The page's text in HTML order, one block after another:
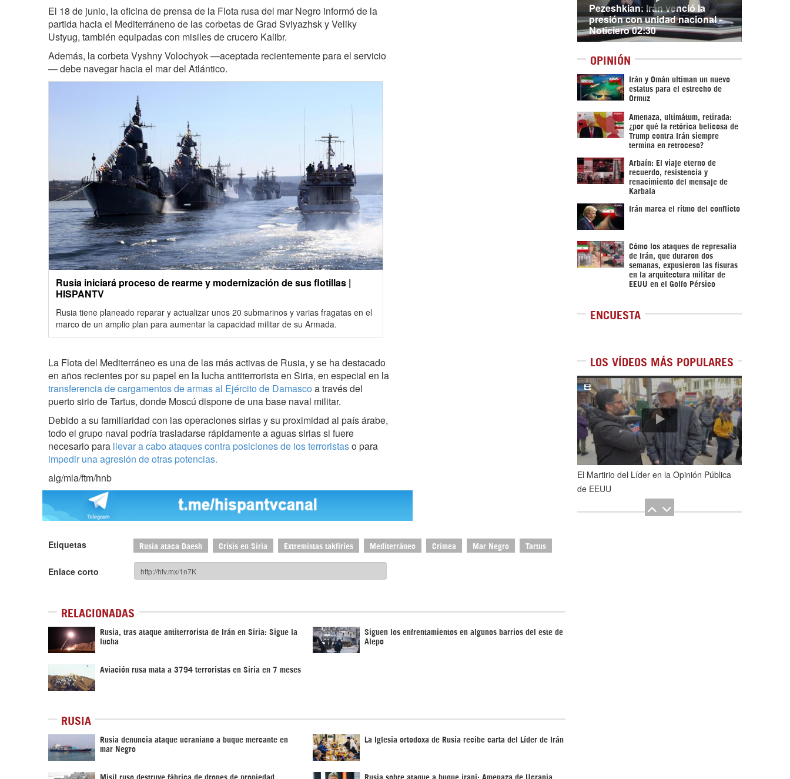
El 18 de junio, la oficina de prensa de la Flota rusa del mar Negro informó de la
partida hacia el Mediterráneno de las corbetas de Grad Sviyazhsk y Veliky
Ustyug, también equipadas con misiles de crucero Kalibr.
Además, la corbeta Vyshny Volochyok —aceptada recientemente para el servicio
— debe navegar hacia el mar del Atlántico.
Rusia iniciará proceso de rearme y modernización de sus flotillas |
HISPANTV
Rusia tiene planeado reparar y actualizar unos 20 submarinos y varias fragatas en el
marco de un amplio plan para aumentar la capacidad militar de su Armada.
La Flota del Mediterráneo es una de las más activas de Rusia, y se ha destacado
en años recientes por su papel en la lucha antiterrorista en Siria, en especial en la
transferencia de cargamentos de armas al Ejército de Damasco a través del
puerto sirio de Tartus, donde Moscú dispone de una base naval militar.
Debido a su familiaridad con las operaciones sirias y su proximidad al país árabe,
todo el grupo naval podría trasladarse rápidamente a aguas sirias si fuere
necesario para llevar a cabo ataques contra posiciones de los terroristaso para
impedir una agresión de otras potencias.
alg/mla/ftm/hnb
Etiquetas Rusia ataca Daesh Crisis en Siria Extremistas takfiríes Mediterráneo Crimea Mar Negro Tartus
Enlace corto
RELACIONADAS
Rusia, tras ataque antiterrorista de Irán en Siria: Sigue la
lucha
Siguen los enfrentamientos en algunos barrios del este de
Alepo
Aviación rusa mata a 3794 terroristas en Siria en 7 meses
RUSIA
Rusia denuncia ataque ucraniano a buque mercante en
mar Negro
La Iglesia ortodoxa de Rusia recibe carta del Líder de Irán
Misil ruso destruye fábrica de drones de propiedad Rusia sobre ataque a buque iraní: Amenaza de Ucrania
Pezeshkian: Irán venció la
presión con unidad nacional -
Noticiero 02:30
OPINIÓN
Irán y Omán ultiman un nuevo
estatus para el estrecho de
Ormuz
Amenaza, ultimátum, retirada:
¿por qué la retórica belicosa de
Trump contra Irán siempre
termina en retroceso?
Arbaín: El viaje eterno de
recuerdo, resistencia y
renacimiento del mensaje de
Karbala
Irán marca el ritmo del conflicto
Cómo los ataques de represalia
de Irán, que duraron dos
semanas, expusieron las fisuras
en la arquitectura militar de
EEUU en el Golfo Pérsico
ENCUESTA
LOS VÍDEOS MÁS POPULARES
1de5
El Martirio del Líder en la Opinión Pública
de EEUU